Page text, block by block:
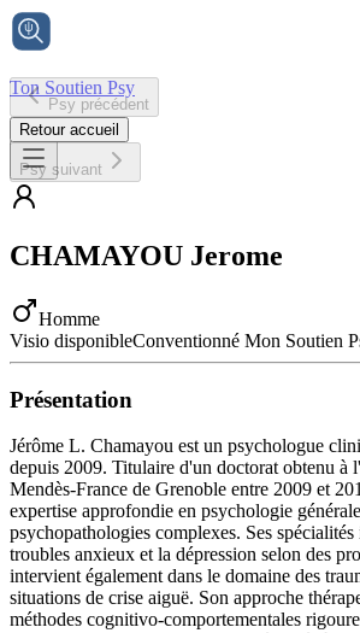
Ton Soutien Psy
Accueil
Psy précédent
Retour accueil
Psy suivant
CHAMAYOU Jerome
Homme
Visio disponibleConventionné Mon Soutien
Présentation
Jérôme L. Chamayou est un psychologue
depuis 2009. Titulaire d'un doctorat obtenu à
Mendès-France de Grenoble entre 2009 et
expertise approfondie en psychologie
psychopathologies complexes. Ses
troubles anxieux et la dépression selon des
intervient également dans le domaine des
situations de crise aiguë. Son approche
méthodes cognitivo-comportementales